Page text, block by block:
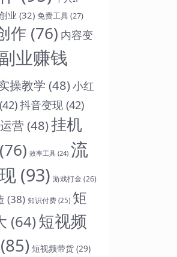
业 (32) 免费工具(27)
作 (76) 内容变
业赚钱
操教学 (48)小红
(42)抖音变现 (42)
营 (48)挂机
(76) 效率工具 (24) 流
(93) 游戏打金(26)
(38) 知识付费 (25) 矩
(64)短视频
(85) 短视频带货 (29)